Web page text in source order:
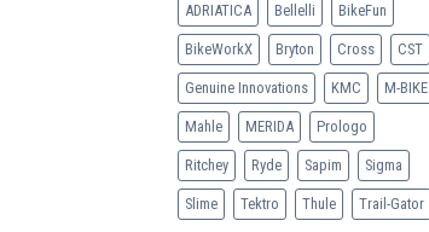
ADRIATICA Bellelli BikeFun
BikeWorkX Bryton Cross CST
Genuine Innovations KMC M-BIKE
Mahle MERIDA Prologo
Ritchey Ryde Sapim Sigma
Slime Tektro Thule Trail-Gator